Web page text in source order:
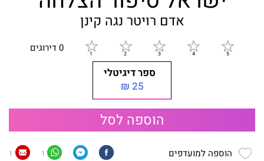
אדם רויטר נגה קינן
0 דירוגים
ספר דיגיטלי
25 ₪
הוספה לסל
הוספה למועדפים 1
1